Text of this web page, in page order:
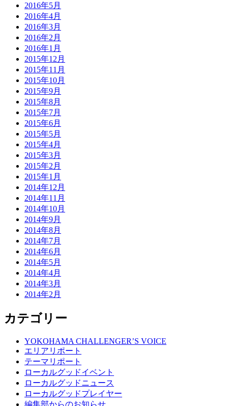
2016年5月
2016年4月
2016年3月
2016年2月
2016年1月
2015年12月
2015年11月
2015年10月
2015年9月
2015年8月
2015年7月
2015年6月
2015年5月
2015年4月
2015年3月
2015年2月
2015年1月
2014年12月
2014年11月
2014年10月
2014年9月
2014年8月
2014年7月
2014年6月
2014年5月
2014年4月
2014年3月
2014年2月
カテゴリー
YOKOHAMA CHALLENGER’S VOICE
エリアリポート
テーマリポート
ローカルグッドイベント
ローカルグッドニュース
ローカルグッドプレイヤー
編集部からのお知らせ